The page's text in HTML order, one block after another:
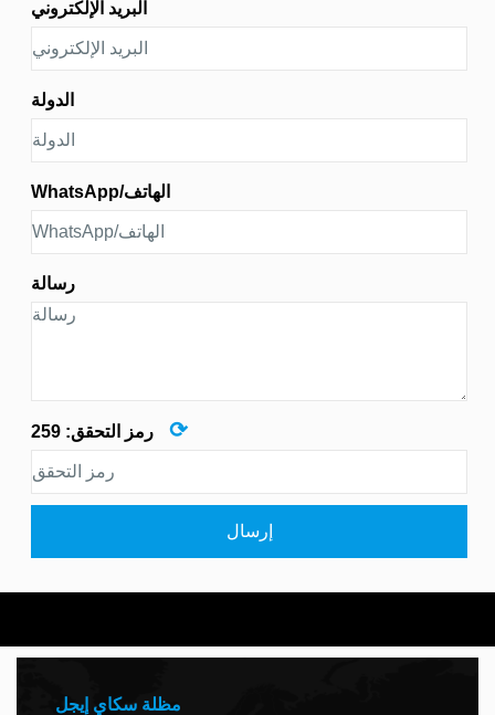
البريد الإلكتروني
الدولة
WhatsApp/الهاتف
رسالة
رمز التحقق: 259 ⟳
إرسال
مظلة سكاي إيجل